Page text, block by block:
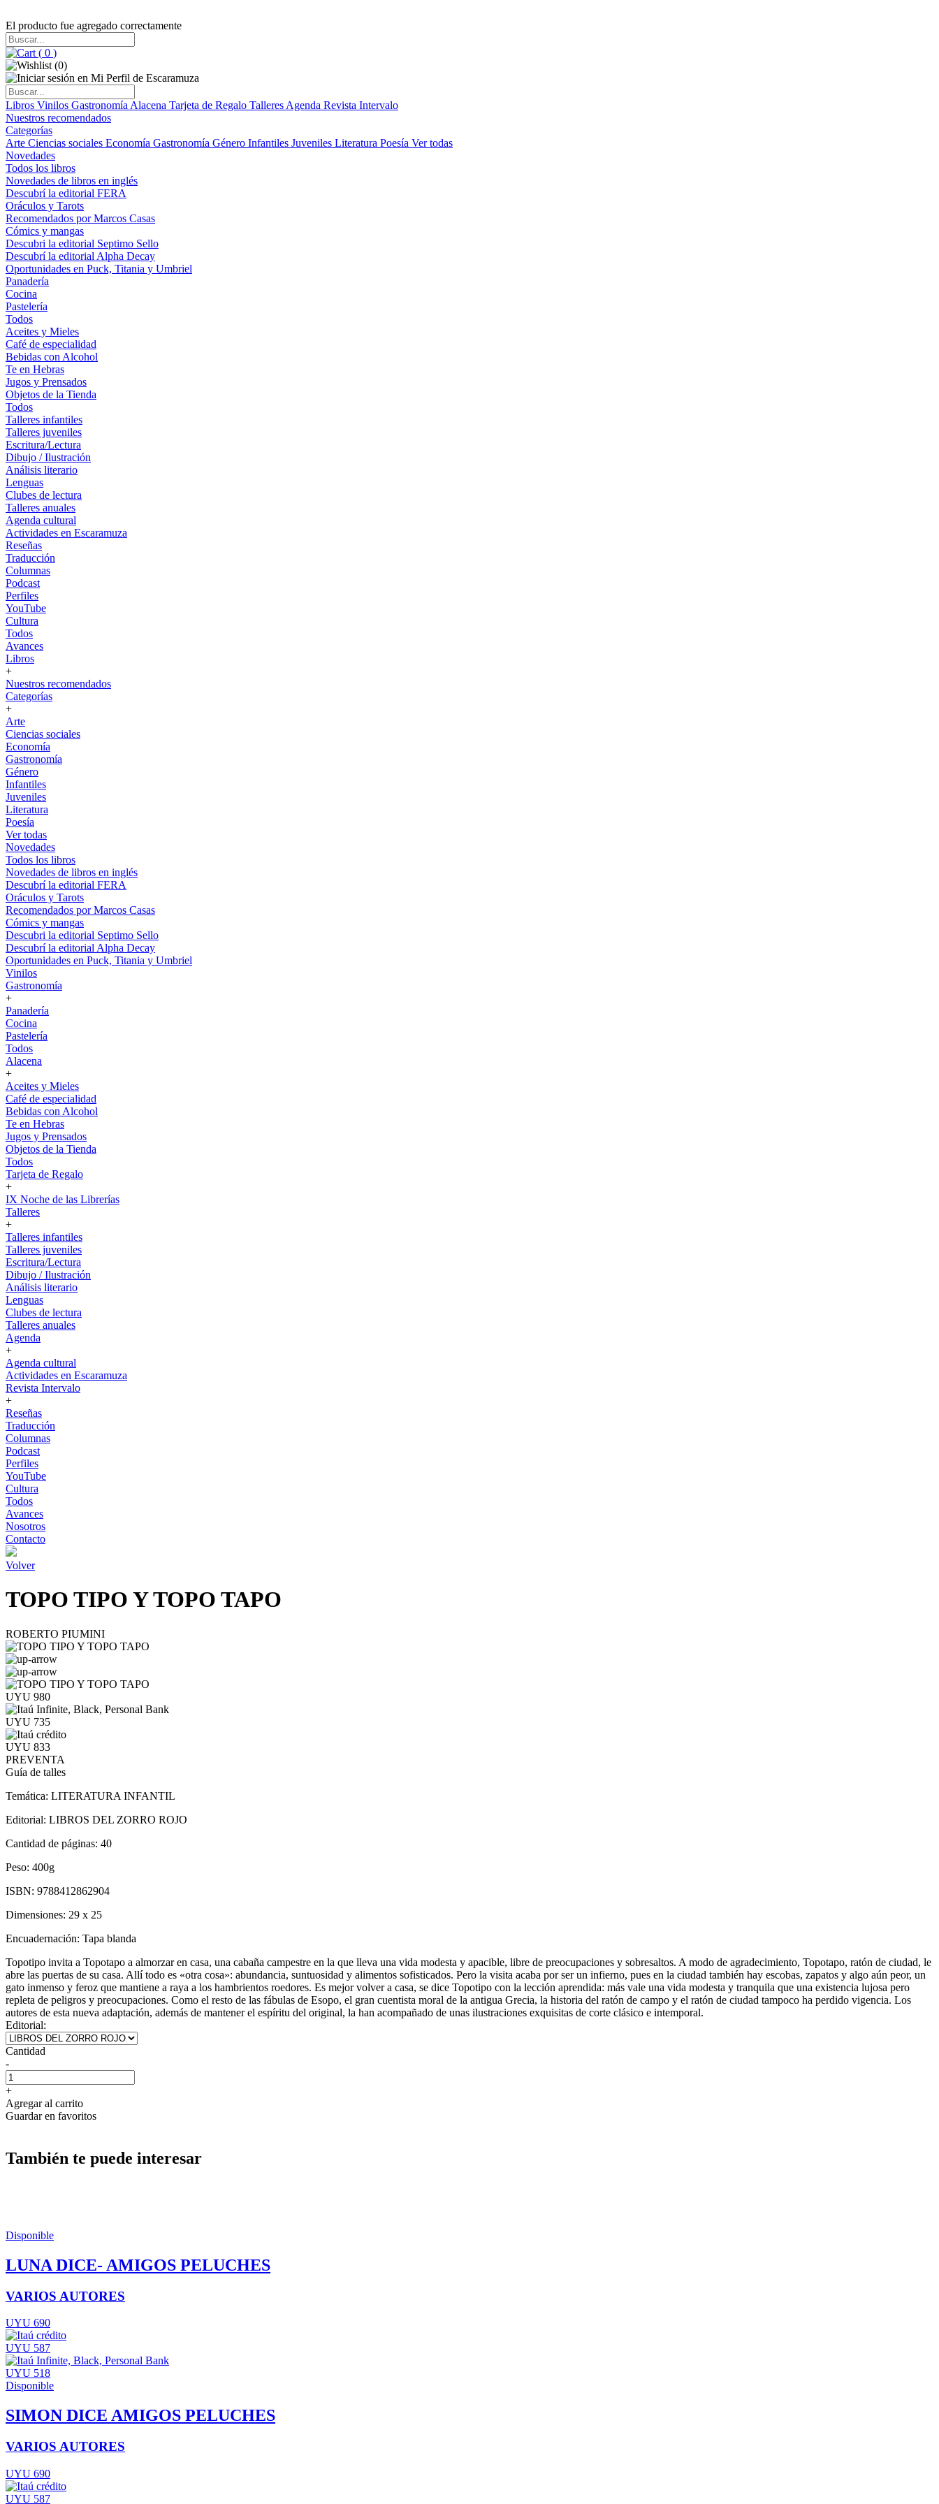
El producto fue agregado correctamente
( 0 )
(0)
Libros Vinilos Gastronomía Alacena Tarjeta de Regalo Talleres Agenda Revista Intervalo
Nuestros recomendados
Categorías
Arte Ciencias sociales Economía Gastronomía Género Infantiles Juveniles Literatura Poesía Ver todas
Novedades
Todos los libros
Novedades de libros en inglés
Descubrí la editorial FERA
Oráculos y Tarots
Recomendados por Marcos Casas
Cómics y mangas
Descubri la editorial Septimo Sello
Descubrí la editorial Alpha Decay
Oportunidades en Puck, Titania y Umbriel
Panadería
Cocina
Pastelería
Todos
Aceites y Mieles
Café de especialidad
Bebidas con Alcohol
Te en Hebras
Jugos y Prensados
Objetos de la Tienda
Todos
Talleres infantiles
Talleres juveniles
Escritura/Lectura
Dibujo / Ilustración
Análisis literario
Lenguas
Clubes de lectura
Talleres anuales
Agenda cultural
Actividades en Escaramuza
Reseñas
Traducción
Columnas
Podcast
Perfiles
YouTube
Cultura
Todos
Avances
Libros
+
Nuestros recomendados
Categorías
+
Arte
Ciencias sociales
Economía
Gastronomía
Género
Infantiles
Juveniles
Literatura
Poesía
Ver todas
Novedades
Todos los libros
Novedades de libros en inglés
Descubrí la editorial FERA
Oráculos y Tarots
Recomendados por Marcos Casas
Cómics y mangas
Descubri la editorial Septimo Sello
Descubrí la editorial Alpha Decay
Oportunidades en Puck, Titania y Umbriel
Vinilos
Gastronomía
+
Panadería
Cocina
Pastelería
Todos
Alacena
+
Aceites y Mieles
Café de especialidad
Bebidas con Alcohol
Te en Hebras
Jugos y Prensados
Objetos de la Tienda
Todos
Tarjeta de Regalo
+
IX Noche de las Librerías
Talleres
+
Talleres infantiles
Talleres juveniles
Escritura/Lectura
Dibujo / Ilustración
Análisis literario
Lenguas
Clubes de lectura
Talleres anuales
Agenda
+
Agenda cultural
Actividades en Escaramuza
Revista Intervalo
+
Reseñas
Traducción
Columnas
Podcast
Perfiles
YouTube
Cultura
Todos
Avances
Nosotros
Contacto
Volver
TOPO TIPO Y TOPO TAPO
ROBERTO PIUMINI
UYU 980
UYU 735
UYU 833
PREVENTA
Guía de talles
Temática: LITERATURA INFANTIL
Editorial: LIBROS DEL ZORRO ROJO
Cantidad de páginas: 40
Peso: 400g
ISBN: 9788412862904
Dimensiones: 29 x 25
Encuadernación: Tapa blanda
Topotipo invita a Topotapo a almorzar en casa, una cabaña campestre en la que lleva una vida modesta y apacible, libre de preocupaciones y sobresaltos. A modo de agradecimiento, Topotapo, ratón de ciudad, le
abre las puertas de su casa. Allí todo es «otra cosa»: abundancia, suntuosidad y alimentos sofisticados. Pero la visita acaba por ser un infierno, pues en la ciudad también hay escobas, zapatos y algo aún peor, un
gato inmenso y feroz que mantiene a raya a los hambrientos roedores. Es mejor volver a casa, se dice Topotipo con la lección aprendida: más vale una vida modesta y tranquila que una existencia lujosa pero
repleta de peligros y preocupaciones. Como el resto de las fábulas de Esopo, el gran cuentista moral de la antigua Grecia, la historia del ratón de campo y el ratón de ciudad tampoco ha perdido vigencia. Los
autores de esta nueva adaptación, además de mantener el espíritu del original, la han acompañado de unas ilustraciones exquisitas de corte clásico e intemporal.
Editorial:
Cantidad
-
+
Agregar al carrito
Guardar en favoritos
También te puede interesar
Disponible
LUNA DICE- AMIGOS PELUCHES
VARIOS AUTORES
UYU 690
UYU 587
UYU 518
Disponible
SIMON DICE AMIGOS PELUCHES
VARIOS AUTORES
UYU 690
UYU 587